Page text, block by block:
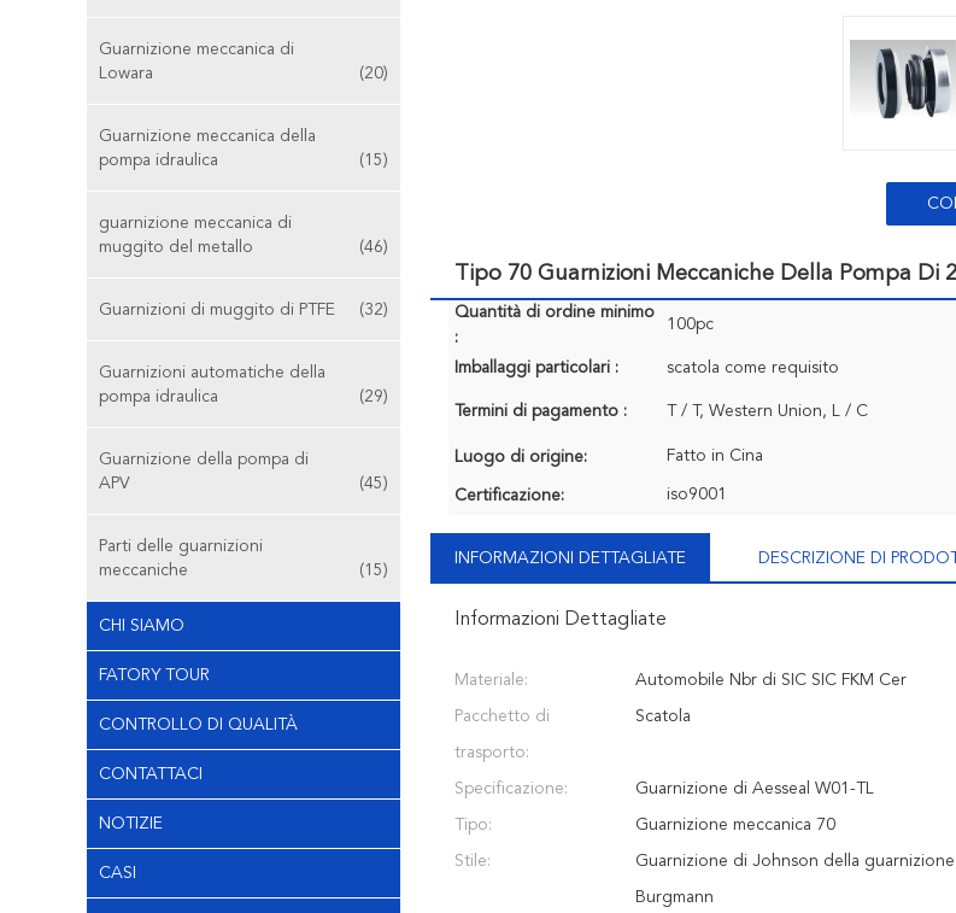
Guarnizione meccanica di
Lowara
(20)
Guarnizione meccanica della
pompa idraulica
(15)
guarnizione meccanica di
muggito del metallo
(46)
Guarnizioni di muggito di PTFE (32)
Guarnizioni automatiche della
pompa idraulica
(29)
Guarnizione della pompa di
APV
(45)
Parti delle guarnizioni
meccaniche
(15)
CHI SIAMO
FATORY TOUR
CONTROLLO DI QUALITÀ
CONTATTACI
NOTIZIE
CASI
Tipo 70 Guarnizioni Meccaniche Della Pompa Di
Quantità di ordine minimo
:
100pc
Imballaggi particolari : scatola come requisito
Termini di pagamento : T / T, Western Union, L / C
Luogo di origine: Fatto in Cina
Certificazione: iso9001
INFORMAZIONI DETTAGLIATE DESCRIZIONE DI
Informazioni Dettagliate
Materiale: Automobile Nbr di SIC SIC FKM Cer
Pacchetto di
trasporto:
Scatola
Specificazione: Guarnizione di Aesseal W01-TL
Tipo: Guarnizione meccanica 70
Stile: Guarnizione di Johnson della
Burgmann